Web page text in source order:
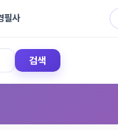
필사
검색